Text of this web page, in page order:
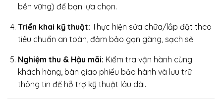
bền vững) để bạn lựa chọn.
Triển khai kỹ thuật: Thực hiện sửa chữa/lắp đặt theo
tiêu chuẩn an toàn, đảm bảo gọn gàng, sạch sẽ.
Nghiệm thu & Hậu mãi: Kiểm tra vận hành cùng
khách hàng, bàn giao phiếu bảo hành và lưu trữ
thông tin để hỗ trợ kỹ thuật lâu dài.